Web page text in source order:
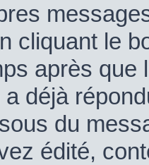
cliquant le
après que
a déjà
du
édité,